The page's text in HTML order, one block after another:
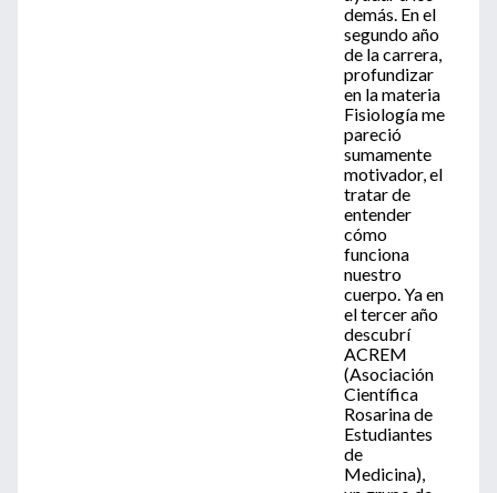
demás. En el
segundo año
de la carrera,
profundizar
en la materia
Fisiología me
pareció
sumamente
motivador, el
tratar de
entender
cómo
funciona
nuestro
cuerpo. Ya en
el tercer año
descubrí
ACREM
(Asociación
Científica
Rosarina de
Estudiantes
de
Medicina),